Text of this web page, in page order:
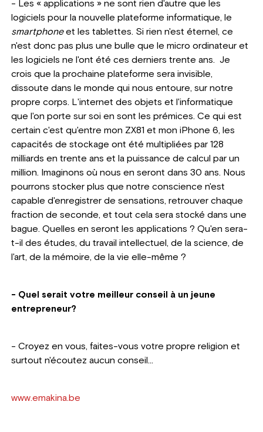
- Les « applications » ne sont rien d'autre que les
logiciels pour la nouvelle plateforme informatique, le
smartphoneet les tablettes. Si rien n'est éternel, ce
n'est donc pas plus une bulle que le micro ordinateur et
les logiciels ne l'ont été ces derniers trente ans. Je
crois que la prochaine plateforme sera invisible,
dissoute dans le monde qui nous entoure, sur notre
propre corps. L'internet des objets et l'informatique
que l'on porte sur soi en sont les prémices. Ce qui est
certain c'est qu'entre mon ZX81 et mon iPhone 6, les
capacités de stockage ont été multipliées par 128
milliards en trente ans et la puissance de calcul par un
million. Imaginons où nous en seront dans 30 ans. Nous
pourrons stocker plus que notre conscience n'est
capable d'enregistrer de sensations, retrouver chaque
fraction de seconde, et tout cela sera stocké dans une
bague. Quelles en seront les applications ? Qu'en sera-
t-il des études, du travail intellectuel, de la science, de
l'art, de la mémoire, de la vie elle-même ?
- Quel serait votre meilleur conseil à un jeune
entrepreneur?
- Croyez en vous, faites-vous votre propre religion et
surtout n'écoutez aucun conseil...
www.emakina.be